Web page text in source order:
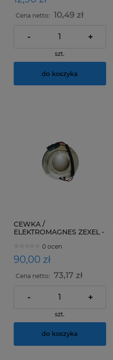
Cena netto: 10,49 zł
- +
szt.
do koszyka
CEWKA /
ELEKTROMAGNES ZEXEL -
0 ocen
90,00 zł
Cena netto: 73,17 zł
- +
szt.
do koszyka